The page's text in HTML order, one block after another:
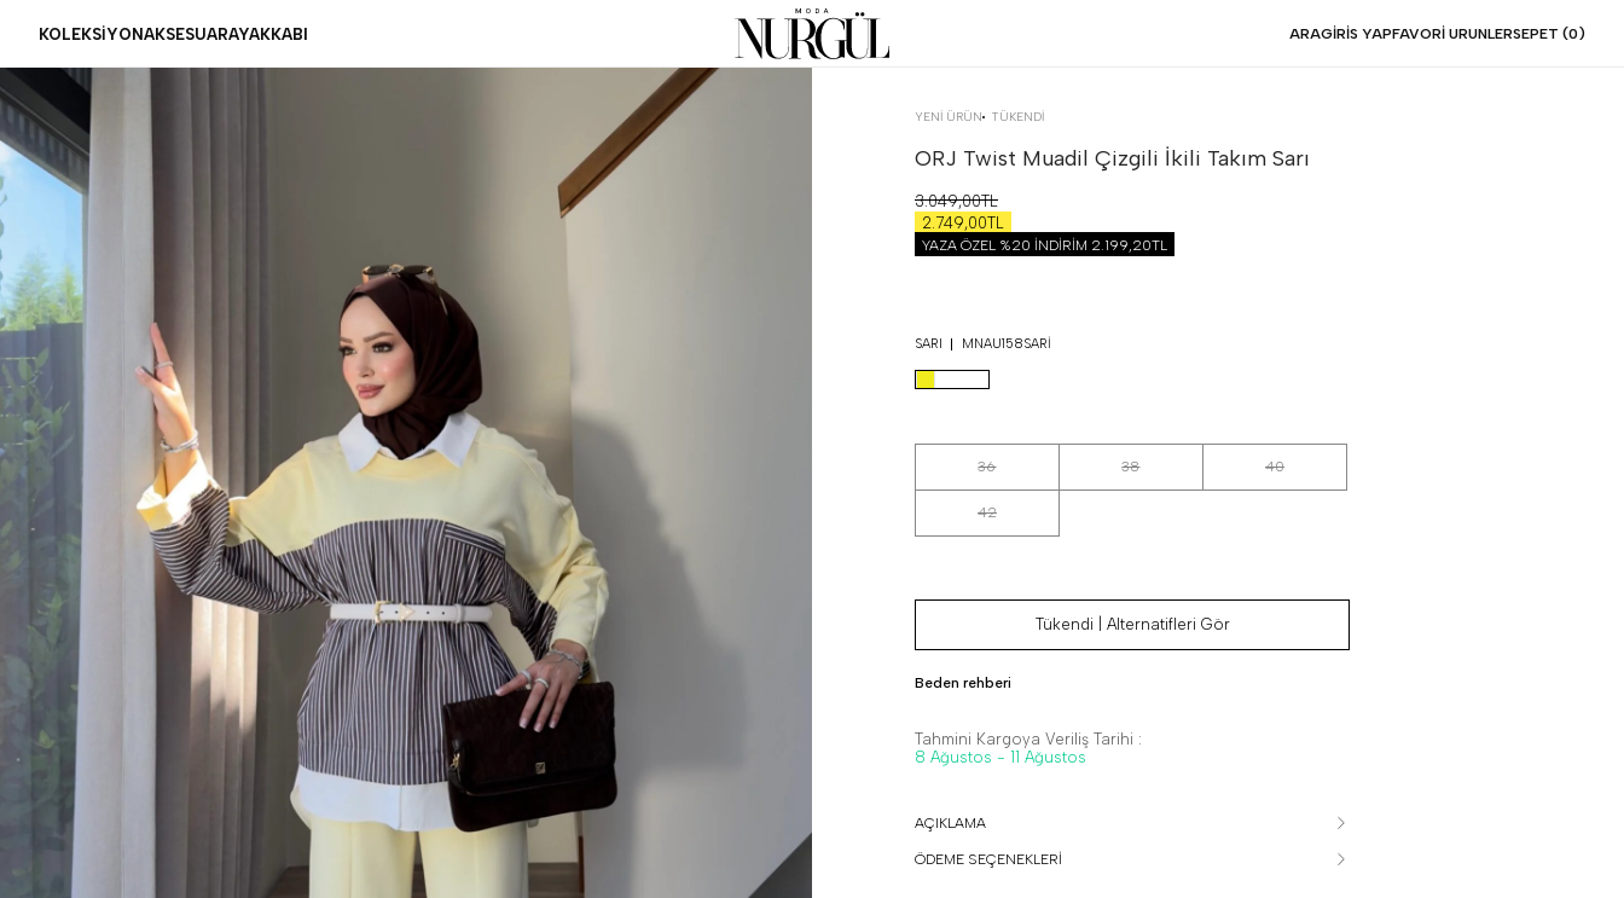
KOLEKSİYONAKSESUARAYAKKABI ARAGIRIS YAPFAVORI URUNLERSEPET (0 )
YENİ ÜRÜN TÜKENDI
ORJ Twist Muadil Çizgili İkili Takım Sarı
3.049,00TL
2.749,00TL
YAZA ÖZEL %20 İNDİRİM 2.199,20TL
SARI MNAU158SARI
36 38 40
42
Tükendi | Alternatifleri Gör
Beden rehberi
Tahmini Kargoya Veriliş Tarihi :
8 Ağustos - 11 Ağustos
AÇIKLAMA
ÖDEME SEÇENEKLERİ